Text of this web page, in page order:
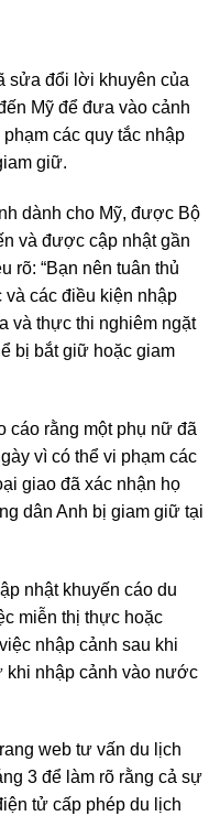
sửa đổi lời khuyên của
Mỹ để đưa vào cảnh
các quy tắc nhập
giữ.
dành cho Mỹ, được Bộ
và được cập nhật gần
rõ: “Bạn nên tuân thủ
và các điều kiện nhập
và thực thi nghiêm ngặt
bị bắt giữ hoặc giam
cáo rằng một phụ nữ đã
vì có thể vi phạm các
giao đã xác nhận họ
dân Anh bị giam giữ tại
nhật khuyến cáo du
miễn thị thực hoặc
nhập cảnh sau khi
nhập cảnh vào nước
web tư vấn du lịch
3 để làm rõ rằng cả sự
tử cấp phép du lịch